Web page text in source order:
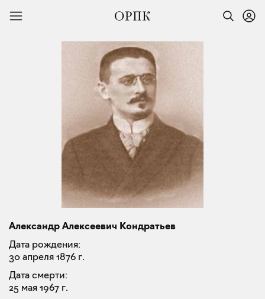
Александр Алексеевич Кондратьев
Дата рождения:
30 апреля 1876 г.
Дата смерти:
25 мая 1967 г.